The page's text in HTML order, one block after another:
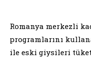
Romanya merkezli
programlarını
ile eski giysileri